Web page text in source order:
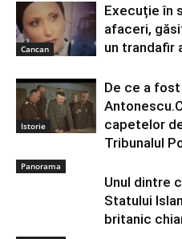
Cancan
Execuție în
afaceri,
un trandafir
Istorie
De ce a
capetelor
Tribunalul
Panorama
Unul dintre
Statului
britanic